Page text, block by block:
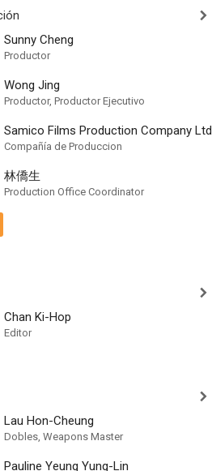
Sunny Cheng
Productor
Wong Jing
Productor, Productor Ejecutivo
Samico Films Production Company Ltd
Compañía de Produccion
林僑生
Production Office Coordinator
Chan Ki-Hop
Editor
Lau Hon-Cheung
Dobles, Weapons Master
Pauline Yeung Yung-Lin